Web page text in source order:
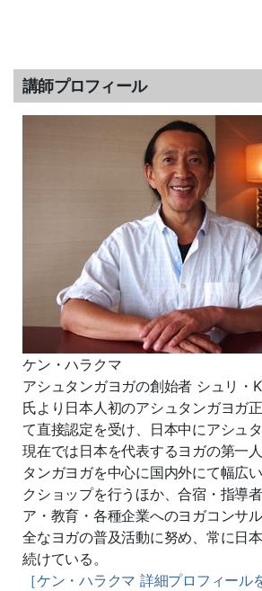
講師プロフィール
ケン・ハラクマ
アシュタンガヨガの創始者 シュリ・
氏より日本人初のアシュタンガヨガ正
て直接認定を受け、日本中にアシュ
現在では日本を代表するヨガの第一
タンガヨガを中心に国内外にて幅広
クシ ョップを行うほか、合宿・指導
ア・教育・ 各種企業へのヨガコンサ
全なヨガの普及活動に努め、 常に日
続けている。
［ケン・ハラクマ 詳細プロフィール